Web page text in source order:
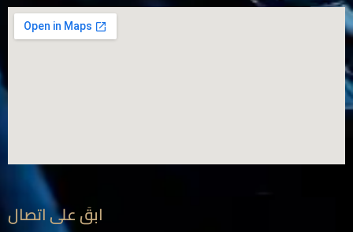
ابقَ على اتصال